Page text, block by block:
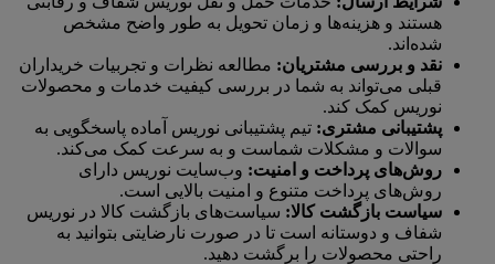
هستند و هزینه‌ها و زمان تحویل به طور واضح مشخص
شده‌اند.
نقد و بررسی مشتریان: مطالعه نظرات و تجربیات خریداران
قبلی می‌تواند به شما در بررسی کیفیت خدمات و محصولات
نوریس کمک کند.
پشتیبانی مشتری: تیم پشتیبانی نوریس آماده پاسخگویی به
سوالات و مشکلات شماست و به سرعت کمک می‌کند.
روش‌های پرداخت و امنیت: وب‌سایت نوریس دارای
روش‌های پرداخت متنوع و امنیت بالایی است.
سیاست بازگشت کالا: سیاست‌های بازگشت کالا در نوریس
شفاف و دوستانه است تا در صورت نارضایتی بتوانید به
راحتی محصولات را برگشت دهید.